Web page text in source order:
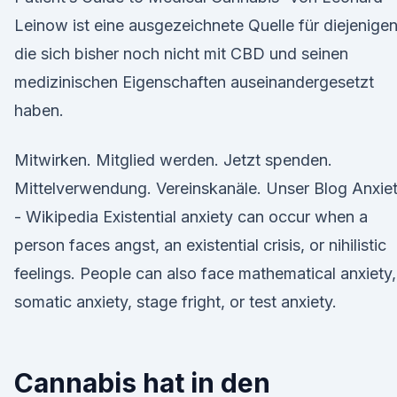
Leinow ist eine ausgezeichnete Quelle für
die sich bisher noch nicht mit CBD und seinen
medizinischen Eigenschaften auseinandergesetzt
haben.
Mitwirken. Mitglied werden. Jetzt spenden.
Mittelverwendung. Vereinskanäle. Unser Blog
- Wikipedia Existential anxiety can occur when a
person faces angst, an existential crisis, or nihilistic
feelings. People can also face mathematical anxiety,
somatic anxiety, stage fright, or test anxiety.
Cannabis hat in den